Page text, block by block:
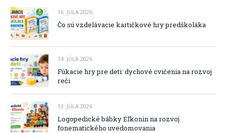
16. JÚLA 2026
Čo sú vzdelávacie kartičkové hry predškoláka
14. JÚLA 2026
Fúkacie hry pre deti: dychové cvičenia na rozvoj
reči
13. JÚLA 2026
Logopedické bábky Eľkonin na rozvoj
fonematického uvedomovania